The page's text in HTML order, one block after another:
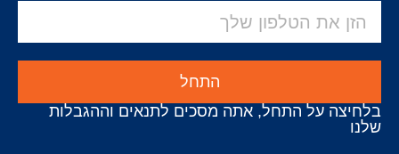
התחל
בלחיצה על התחל, אתה מסכים לתנאים וההגבלות
שלנו